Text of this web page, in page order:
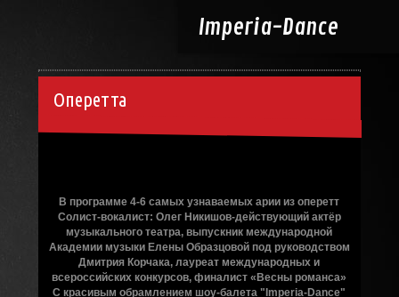
Imperia-Dance
Оперетта
В программе 4-6 самых узнаваемых арии из оперетт
Солист-вокалист: Олег Никишов-действующий актёр
музыкального театра, выпускник международной
Академии музыки Елены Образцовой под руководством
Дмитрия Корчака, лауреат международных и
всероссийских конкурсов, финалист «Весны романса»
С красивым обрамлением шоу-балета "Imperia-Dance"